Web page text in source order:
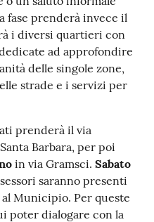
fase prenderà invece il
i diversi quartieri con
ad approfondire
delle singole zone,
strade e i servizi per
prenderà il via
Barbara, per poi
in via Gramsci. Sabato
saranno presenti
Municipio. Per queste
poter dialogare con la